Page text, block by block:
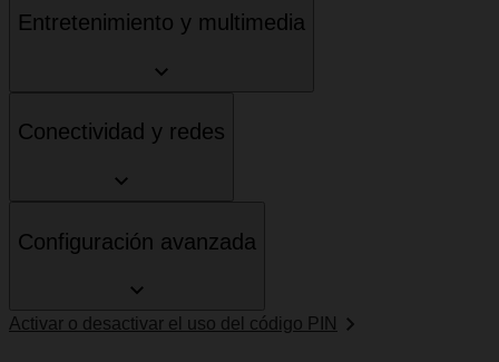
Entretenimiento y multimedia
Conectividad y redes
Configuración avanzada
Activar o desactivar el uso del código PIN